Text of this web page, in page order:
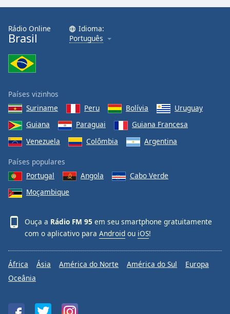
Rádio Online
Brasil
Idioma:
Português
Países vizinhos
Suriname
Peru Bolívia
Uruguay
Guiana
Paraguai
Guiana Francesa
Venezuela
Colômbia Argentina
Países populares
Portugal
Angola
Cabo Verde
Moçambique
Ouça a Rádio FM 95 em seu smartphone gratuitamente
com o aplicativo para Android ou iOS!
África Ásia América do Norte América do Sul
Europa
Oceânia